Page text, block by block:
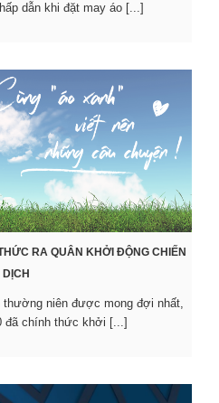
dẫn khi đặt may áo [...]
RA QUÂN KHỞI ĐỘNG CHIẾN
DỊCH
niên được mong đợi nhất,
đã chính thức khởi [...]